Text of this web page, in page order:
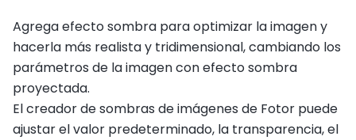
Agrega efecto sombra para optimizar la imagen y
hacerla más realista y tridimensional, cambiando los
parámetros de la imagen con efecto sombra
proyectada.
El creador de sombras de imágenes de Fotor puede
ajustar el valor predeterminado, la transparencia, el